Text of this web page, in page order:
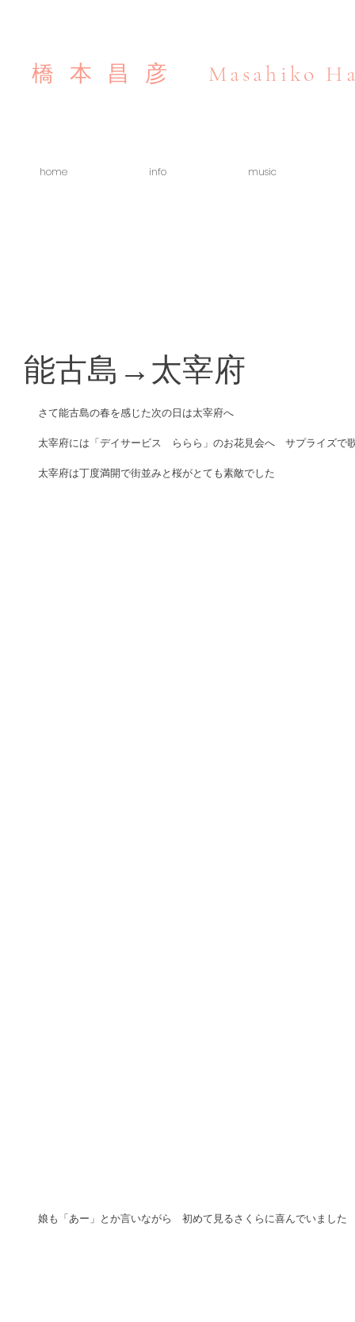
橋本昌彦 Masahiko
home info music
能古島→太宰府
さて能古島の春を感じた次の日は太宰府へ
太宰府には「デイサービス　ららら」のお花見会へ　サプライズで
太宰府は丁度満開で街並みと桜がとても素敵でした
娘も「あー」とか言いながら　初めて見るさくらに喜んでいました